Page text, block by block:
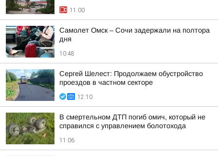
11:00
Самолет Омск – Сочи задержали на полтора
дня
10:48
Сергей Шелест: Продолжаем обустройство
проездов в частном секторе
12:10
В смертельном ДТП погиб омич, который не
справился с управлением болотохода
11:06